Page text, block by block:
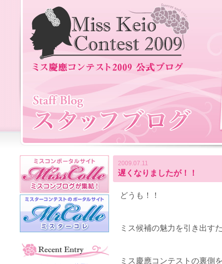
2009.07.11
遅くなりましたが！！
どうも！！
ミス候補の魅力を引き出す
ミス慶應コンテストの裏側